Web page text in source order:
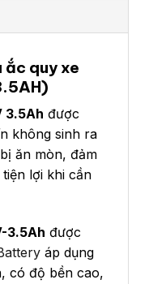
quy xe
3.5Ah được
không sinh ra
ăn mòn, đảm
lợi khi cần
3.5Ah được
áp dụng
có độ bền cao,